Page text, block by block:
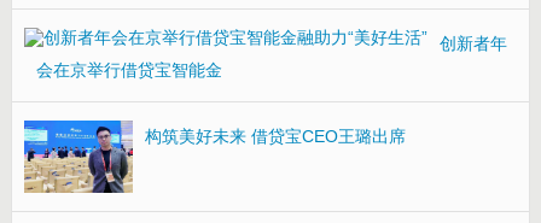
创新者年
会在京举行借贷宝智能金
构筑美好未来 借贷宝CEO王璐出席